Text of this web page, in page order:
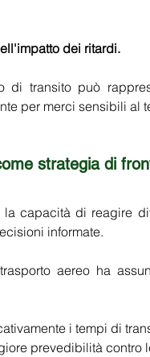
dei ritardi.
di transito può
per merci sensibili al
strategia di
la capacità di reagire
informate.
aereo ha
i tempi di
prevedibilità contro